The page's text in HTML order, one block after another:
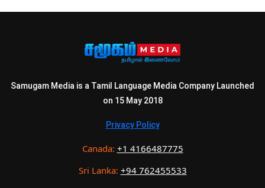
Samugam Media is a Tamil Language Media Company Launched
on 15 May 2018
Privacy Policy
Canada: +1 4166487775
Sri Lanka: +94 762455533